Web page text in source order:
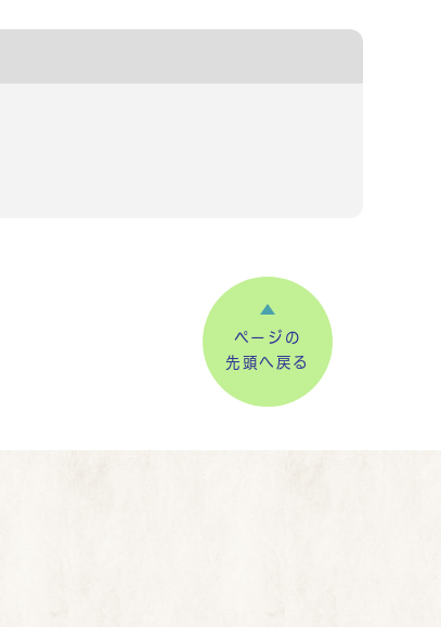
ページの
先頭へ戻る